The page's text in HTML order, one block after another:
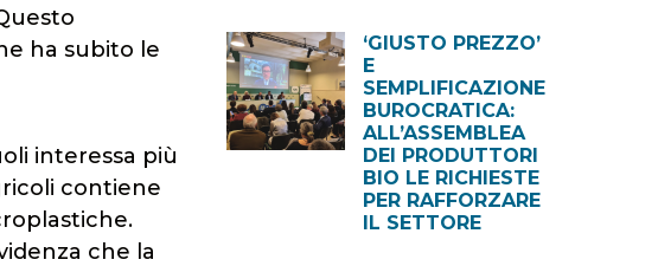
ha subito le
interessa più
contiene
che la
‘GIUSTO PREZZO’
E
SEMPLIFICAZIONE
BUROCRATICA:
ALL’ASSEMBLEA
DEI PRODUTTORI
BIO LE RICHIESTE
PER RAFFORZARE
IL SETTORE